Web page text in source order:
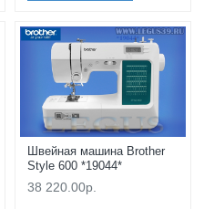
Швейная машина Brother
Style 600 *19044*
38 220.00р.